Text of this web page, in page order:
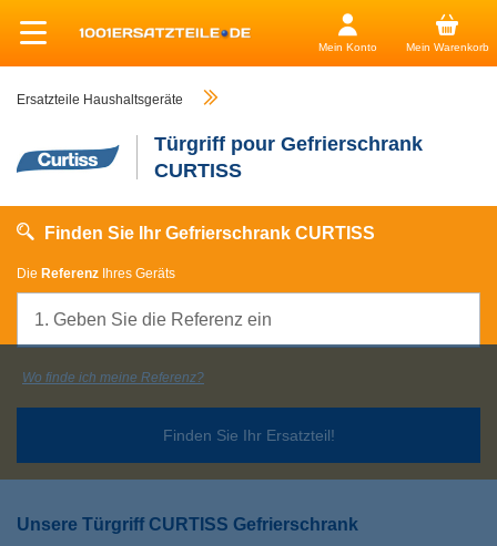
Mein Konto Mein Warenkorb
Ersatzteile Haushaltsgeräte
Türgriff pour Gefrierschrank
CURTISS
Finden Sie Ihr Gefrierschrank CURTISS
Die Referenz Ihres Geräts
Finden Sie Ihr Ersatzteil!
Wo finde ich meine Referenz?
Unsere Türgriff CURTISS Gefrierschrank